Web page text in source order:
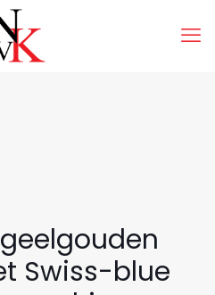
Swiss-blue